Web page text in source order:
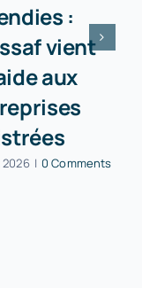
:
vient
aux
| 0 Comments